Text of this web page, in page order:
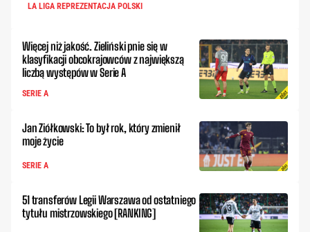
LA LIGA REPREZENTACJA POLSKI
Więcej niż jakość. Zieliński pnie się w
klasyfikacji obcokrajowców z największą
liczbą występów w Serie A
SERIE A
Jan Ziółkowski: To był rok, który zmienił
moje życie
SERIE A
51 transferów Legii Warszawa od ostatniego
tytułu mistrzowskiego [RANKING]